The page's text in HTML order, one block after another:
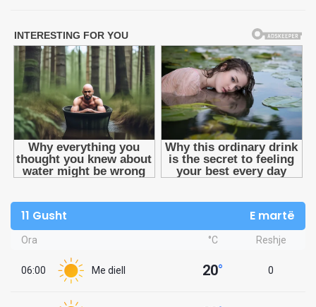
11 Gusht E martë
Ora °C Reshje
06:00 Me diell 20° 0